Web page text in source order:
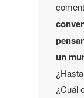
un
¿Cuál